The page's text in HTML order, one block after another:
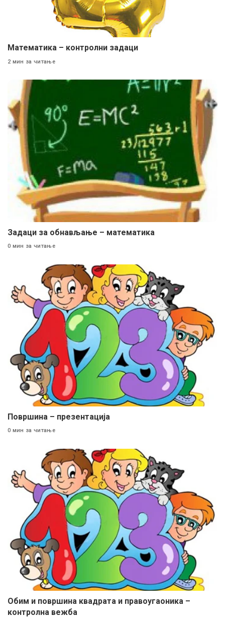
Maтематика – контролни задаци
2 мин за читање
Задаци за обнављање – математика
0 мин за читање
Површина – презентација
0 мин за читање
Oбим и површина квадрата и правоугаоника –
контролна вежба